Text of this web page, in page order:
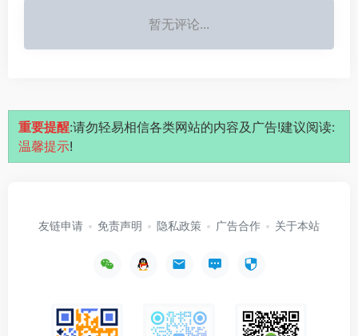
暂无评论...
重要提醒:请勿轻易相信各类网站的内容及广告!建议阅读:
温馨提示!
友链申请 免责声明 隐私政策 广告合作 关于本站